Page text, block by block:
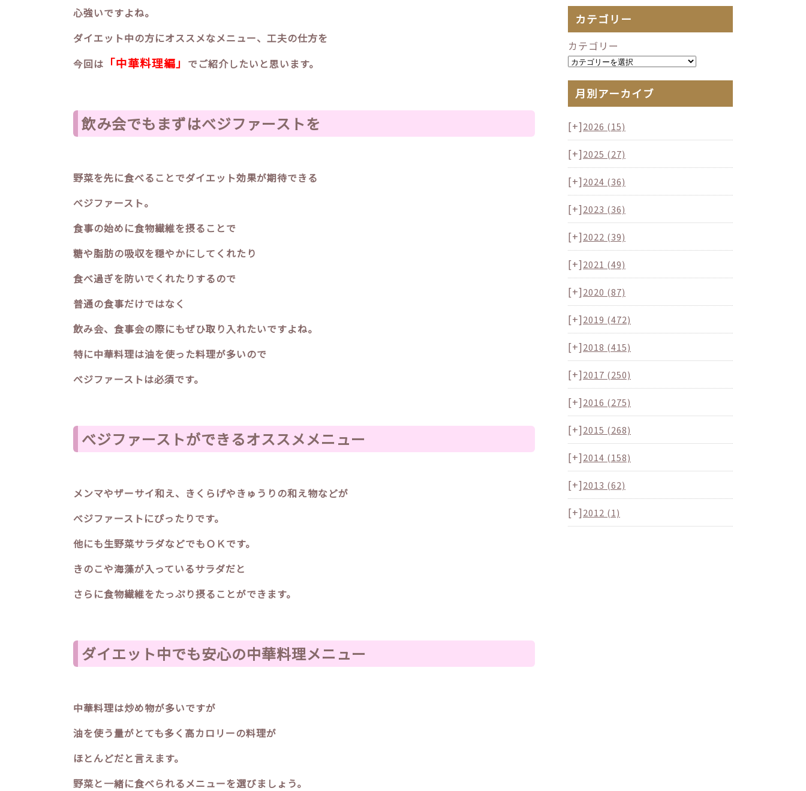
心強いですよね。
ダイエット中の方にオススメなメニュー、工夫の仕方を
今回は 「中華料理編」 でご紹介したいと思います。
飲み会でもまずはべジファーストを
野菜を先に食べることでダイエット効果が期待できる
べジファースト。
食事の始めに食物繊維を摂ることで
糖や脂肪の吸収を穏やかにしてくれたり
食べ過ぎを防いでくれたりするので
普通の食事だけではなく
飲み会、食事会の際にもぜひ取り入れたいですよね。
特に中華料理は油を使った料理が多いので
べジファーストは必須です。
べジファーストができるオススメメニュー
メンマやザーサイ和え、きくらげやきゅうりの和え物などが
べジファーストにぴったりです。
他にも生野菜サラダなどでもＯＫです。
きのこや海藻が入っているサラダだと
さらに食物繊維をたっぷり摂ることができます。
ダイエット中でも安心の中華料理メニュー
中華料理は炒め物が多いですが
油を使う量がとても多く高カロリーの料理が
ほとんどだと言えます。
野菜と一緒に食べられるメニューを選びましょう。
カテゴリー
カテゴリー
月別アーカイブ
[+]2026 (15)
[+]2025 (27)
[+]2024 (36)
[+]2023 (36)
[+]2022 (39)
[+]2021 (49)
[+]2020 (87)
[+]2019 (472)
[+]2018 (415)
[+]2017 (250)
[+]2016 (275)
[+]2015 (268)
[+]2014 (158)
[+]2013 (62)
[+]2012 (1)